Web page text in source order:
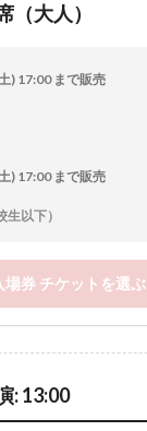
（大人）
) 17:00 まで販売
) 17:00 まで販売
以下）
場券 チケットを選ぶ
: 13:00